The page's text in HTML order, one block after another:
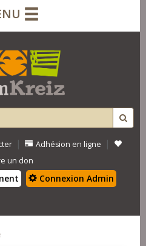
| Adhésion en ligne |
un don
Connexion Admin